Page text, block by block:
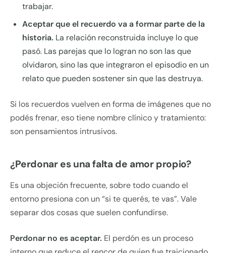
trabajar.
Aceptar que el recuerdo va a formar parte de la
historia. La relación reconstruida incluye lo que
pasó. Las parejas que lo logran no son las que
olvidaron, sino las que integraron el episodio en un
relato que pueden sostener sin que las destruya.
Si los recuerdos vuelven en forma de imágenes que no
podés frenar, eso tiene nombre clínico y tratamiento:
son pensamientos intrusivos.
¿Perdonar es una falta de amor propio?
Es una objeción frecuente, sobre todo cuando el
entorno presiona con un “si te querés, te vas”. Vale
separar dos cosas que suelen confundirse.
Perdonar no es aceptar. El perdón es un proceso